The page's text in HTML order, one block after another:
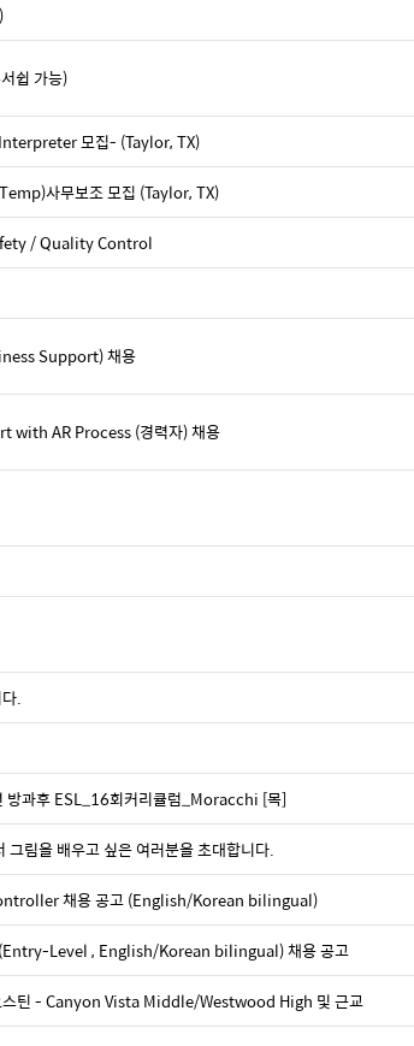
쉽 가능)
모집- (Taylor, TX)
사무보조 모집 (Taylor, TX)
/ Quality Control
Support) 채용
AR Process (경력자) 채용
.
과후 ESL_16회커리큘럼_Moracchi [목]
림을 배우고 싶은 여러분을 초대합니다.
채용 공고 (English/Korean bilingual)
Level , English/Korean bilingual) 채용 공고
스틴 - Canyon Vista Middle/Westwood High 및 근교